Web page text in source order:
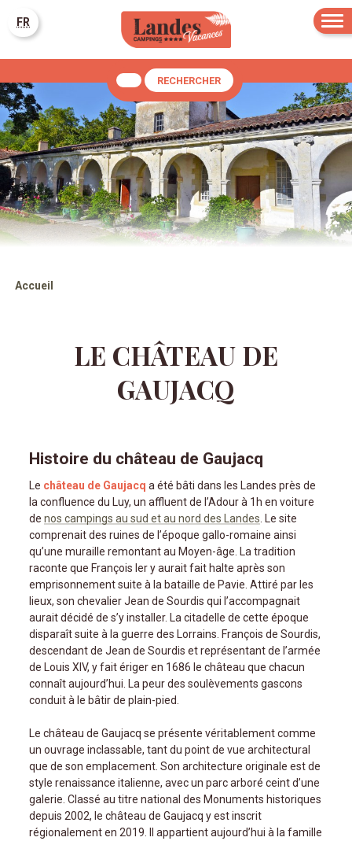
FR
RECHERCHER
Accueil
LE CHÂTEAU DE
GAUJACQ
Histoire du château de Gaujacq
Le château de Gaujacqa été bâti dans les Landes près de
la confluence du Luy, un affluent de l’Adour à 1h en voiture
denos campings au sud et au nord des Landes. Le site
comprenait des ruines de l’époque gallo-romaine ainsi
qu’une muraille remontant au Moyen-âge. La tradition
raconte que François Ier y aurait fait halte après son
emprisonnement suite à la bataille de Pavie. Attiré par les
lieux, son chevalier Jean de Sourdis qui l’accompagnait
aurait décidé de s’y installer. La citadelle de cette époque
disparaît suite à la guerre des Lorrains. François de Sourdis,
descendant de Jean de Sourdis et représentant de l’armée
de Louis XIV, y fait ériger en 1686 le château que chacun
connaît aujourd’hui. La peur des soulèvements gascons
conduit à le bâtir de plain-pied.
Le château de Gaujacq se présente véritablement comme
un ouvrage inclassable, tant du point de vue architectural
que de son emplacement. Son architecture originale est de
style renaissance italienne, avec un parc arboré ceint d’une
galerie. Classé au titre national des Monuments historiques
depuis 2002, le château de Gaujacq y est inscrit
régionalement en 2019. Il appartient aujourd’hui à la famille